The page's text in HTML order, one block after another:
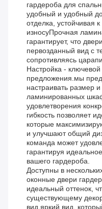
гардероба для
удобный и удобный
отделка, устойчивая
износуПрочная
гарантирует, что
первозданный вид с
сопротивляясь
Настройка -
предложения.мы
настраивать размер
ламинированных
удовлетворения
гибкость позволяет
которые
и улучшают общий
команда может
гарантируя
вашего гардероба.
Доступны в
оконные двери
идеальный оттенок,
существующему
вид.яркий вид,